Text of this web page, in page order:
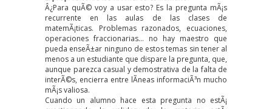
Â¿Para quÃ© voy a usar esto? Es la pregunta mÃ¡s
recurrente en las aulas de las clases de
matemÃ¡ticas. Problemas razonados, ecuaciones,
operaciones fraccionarias… no hay maestro que
pueda enseÃ±ar ninguno de estos temas sin tener al
menos a un estudiante que dispare la pregunta, que,
aunque parezca casual y demostrativa de la falta de
interÃ©s, encierra entre lÃ­neas informaciÃ³n mucho
mÃ¡s valiosa.
Cuando un alumno hace esta pregunta no estÃ¡